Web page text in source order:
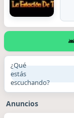
¿Qué
estás
escuchando?
Anuncios